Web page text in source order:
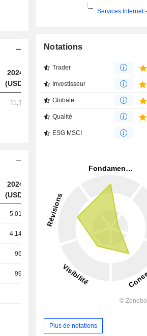
2024
(USD)
2025
(USD)
11,1 Md 12,24 Md
2024
(USD)
(USD)
5,01 Md 5,2 Md
4,14 Md
969 M
992 M 1,16 Md
Services Internet
Notations
Trader
Investisseur
Globale
Qualité
ESG MSCI
Plus de notations